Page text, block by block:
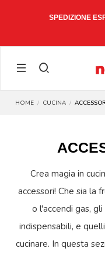
SPEDIZIONE
HOME CUCINA
Crea magia in
accessori! Che sia la
o l'accendi gas,
indispensabili, e
cucinare. In questa